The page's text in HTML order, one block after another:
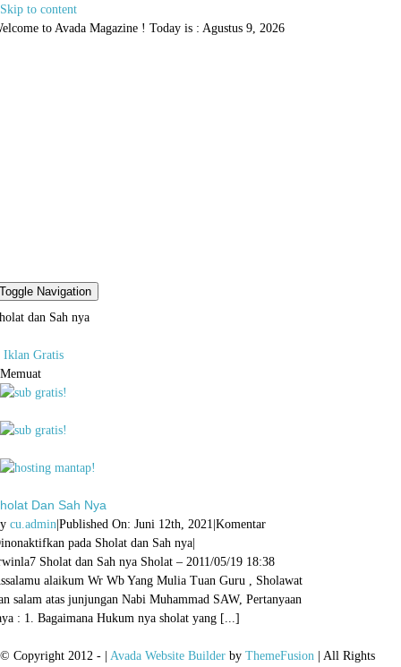
Skip to content
to Avada Magazine ! Today is : Agustus 9, 2026
Toggle Navigation
dan Sah nya
Iklan Gratis
Memuat
Dan Sah Nya
cu.admin |Published On: Juni 12th, 2021 |Komentar
pada Sholat dan Sah nya
Sholat dan Sah nya Sholat – 2011/05/19 18:38
alaikum Wr Wb Yang Mulia Tuan Guru , Sholawat
salam atas junjungan Nabi Muhammad SAW, Pertanyaan
: 1. Bagaimana Hukum nya sholat yang [...]
© Copyright 2012 - Avada Website Builder by ThemeFusion | All Rights